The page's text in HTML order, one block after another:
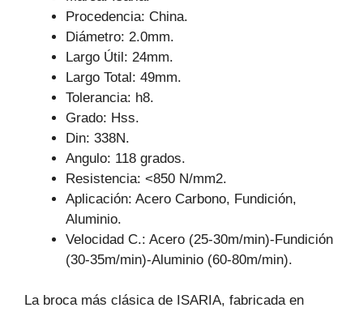
Procedencia: China.
Diámetro: 2.0mm.
Largo Útil: 24mm.
Largo Total: 49mm.
Tolerancia: h8.
Grado: Hss.
Din: 338N.
Angulo: 118 grados.
Resistencia: <850 N/mm2.
Aplicación: Acero Carbono, Fundición,
Aluminio.
Velocidad C.: Acero (25-30m/min)-Fundición
(30-35m/min)-Aluminio (60-80m/min).
La broca más clásica de ISARIA, fabricada en